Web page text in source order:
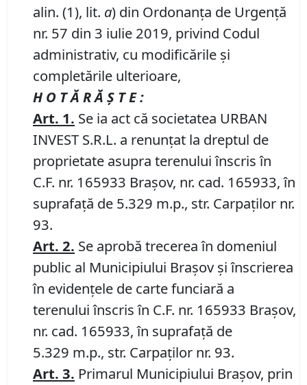
alin. (1), lit. a) din Ordonanța de Urgență
nr. 57 din 3 iulie 2019, privind Codul
administrativ, cu modificările și
completările ulterioare,
H O T Ă R Ă Ş T E :
Art. 1. Se ia act că societatea URBAN
INVEST S.R.L. a renunțat la dreptul de
proprietate asupra terenului înscris în
C.F. nr. 165933 Brașov, nr. cad. 165933, în
suprafață de 5.329 m.p., str. Carpaților nr.
93.
Art. 2. Se aprobă trecerea în domeniul
public al Municipiului Braşov şi înscrierea
în evidenţele de carte funciară a
terenului înscris în C.F. nr. 165933 Brașov,
nr. cad. 165933, în suprafață de
5.329 m.p., str. Carpaților nr. 93.
Art. 3. Primarul Municipiului Braşov, prin